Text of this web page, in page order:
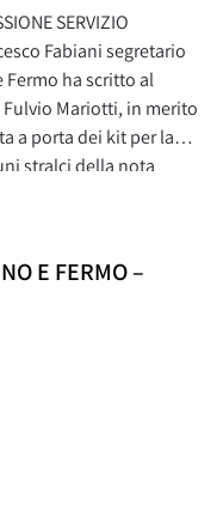
SERVIZIO
Fabiani segretario
Fermo ha scritto al
Mariotti, in merito
a porta dei kit per la
stralci della nota
E FERMO –